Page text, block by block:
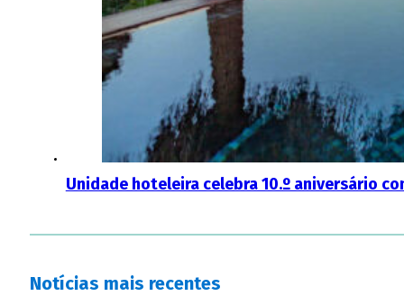
Unidade hoteleira celebra 10.º aniversário
Notícias mais recentes